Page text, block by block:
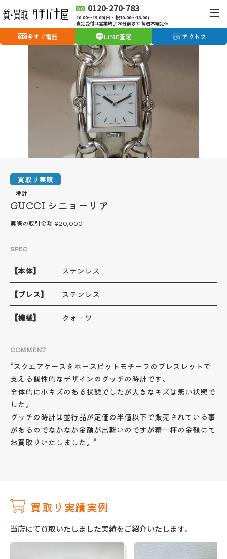
0120-270-783
10:00〜19:00(日・祝10:00〜18:00)
査定受付は営業終了20分前まで 毎週木曜定休
今すぐ電話 LINE査定 アクセス
買取り実績
時計
GUCCI シニョーリア
実際の取引金額¥20,000
SPEC
【本体】 ステンレス
【ブレス】 ステンレス
【機械】 クォーツ
COMMENT
“スクエアケースをホースビットモチーフのブレスレットで
支える個性的なデザインのグッチの時計です。
全体的に小キズのある状態でしたが大きなキズは無い状態で
した。
グッチの時計は並行品が定価の半値以下で販売されている事
があるのでなかなか金額が出難いのですが精一杯の金額にて
お買取りいたしました。”
買取り実績実例
当店にて買取いたしました実績をご紹介いたします。